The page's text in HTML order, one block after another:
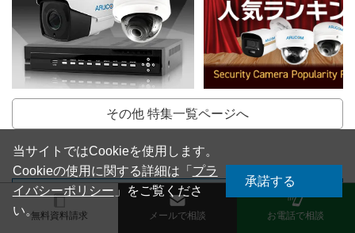
その他 特集一覧ページへ
選び方・工事や見積り依頼など
無料資料請求 メールで相談 お電話で相談
当サイトではCookieを使用します。
Cookieの使用に関する詳細は「 プラ
イバシーポリシー 」をご覧くださ
い。
承諾する